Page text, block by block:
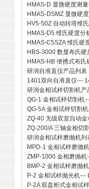
HMAS-D 显微硬度测
HMAS-DSMZ 显微硬
HV5-50Z 自动转塔维
HMAS-D5 维氏硬度分
HMAS-C5SZA 维氏硬
HBS-3000 数显布氏硬
HMAS-HB 便携式布氏
研润自准直仪产品列表
1401双向自准直仪---
研润金相试样切割机产
QG-1 金相试样切割机
QG-5A 金相试样切割机
ZQ-40 无级双室自动金
ZQ-200/A 三轴金相切
研润金相试样磨抛机列
MPD-1 金相试样磨抛机
ZMP-1000 金相磨抛机
BMP-2 金相试样磨抛机
P-2 金相试样抛光机---
P-2A 双盘柜式金相试